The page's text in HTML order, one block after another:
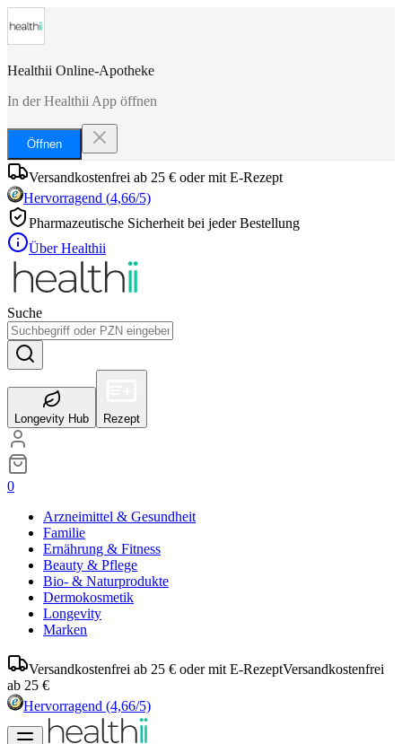
Healthii Online-Apotheke
In der Healthii App öffnen
Öffnen
Versandkostenfrei ab 25 € oder mit E-Rezept
Hervorragend (4,66/5)
Pharmazeutische Sicherheit bei jeder Bestellung
Über Healthii
Suche
Longevity Hub Rezept
0
Arzneimittel & Gesundheit
Familie
Ernährung & Fitness
Beauty & Pflege
Bio- & Naturprodukte
Dermokosmetik
Longevity
Marken
Versandkostenfrei ab 25 € oder mit E-RezeptVersandkostenfrei
ab 25 €
Hervorragend (4,66/5)